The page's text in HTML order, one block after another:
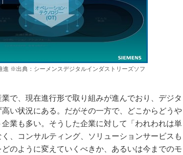
進 ※出典：シーメンスデジタルインダストリーズソフ
で、現在進行形で取り組みが進んでおり、デジタ
い状況にある。だがその一方で、どこからどうや
業も多い。そうした企業に対して「われわれは単
、コンサルティング、ソリューションサービスも
のように変えていくべきか、あるいは今までのモ